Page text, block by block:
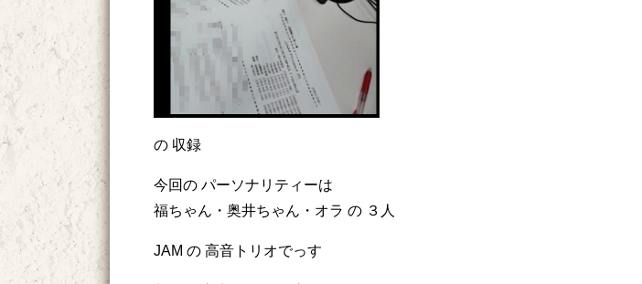
の 収録
今回の パーソナリティーは
福ちゃん・奥井ちゃん・オラ の ３人
JAM の 高音トリオでっす